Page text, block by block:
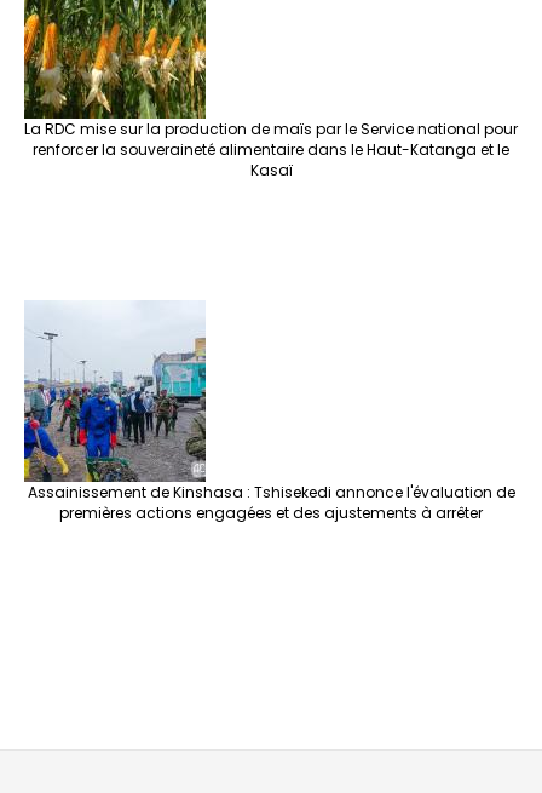
La RDC mise sur la production de maïs par le Service national pour
renforcer la souveraineté alimentaire dans le Haut-Katanga et le
Kasaï
Assainissement de Kinshasa : Tshisekedi annonce l'évaluation de
premières actions engagées et des ajustements à arrêter